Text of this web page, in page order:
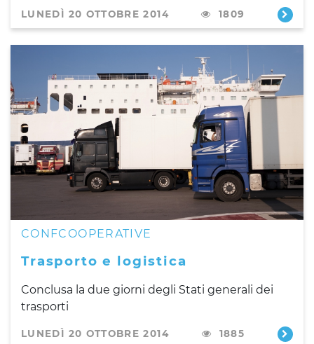
LUNEDÌ 20 OTTOBRE 2014 1809
CONFCOOPERATIVE
Trasporto e logistica
Conclusa la due giorni degli Stati generali dei
trasporti
LUNEDÌ 20 OTTOBRE 2014 1885